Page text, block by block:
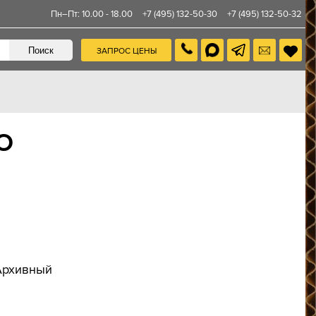
Пн–Пт: 10.00 - 18.00 +7 (495) 132-50-30 +7 (495) 132-50-32
ЗАПРОС ЦЕНЫ